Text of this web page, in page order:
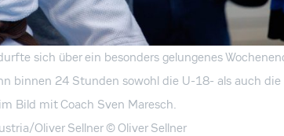
sich über ein besonders gelungenes
binnen 24 Stunden sowohl die U-18- als auch
Bild mit Coach Sven Maresch.
Oliver Sellner © Oliver Sellner